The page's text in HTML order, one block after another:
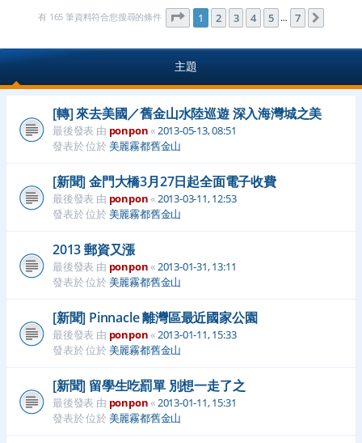
有 165 筆資料符合您搜尋的條件 1 頁 (共 7 頁)
1 2 3 4 5 … 7
主題
[轉] 來去美國／舊金山水陸巡遊 深入海灣城之美
最後發表 由 ponpon« 2013-05-13, 08:51
發表於 位於 美麗霧都舊金山
[新聞] 金門大橋3月27日起全面電子收費
最後發表 由 ponpon« 2013-03-11, 12:53
發表於 位於 美麗霧都舊金山
2013 郵資又漲
最後發表 由 ponpon« 2013-01-31, 13:11
發表於 位於 美麗霧都舊金山
[新聞] Pinnacle 離灣區最近國家公園
最後發表 由 ponpon« 2013-01-11, 15:33
發表於 位於 美麗霧都舊金山
[新聞] 留學生吃罰單 別想一走了之
最後發表 由 ponpon« 2013-01-11, 15:31
發表於 位於 美麗霧都舊金山